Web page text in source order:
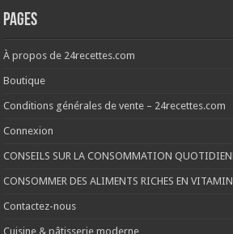
Pages
À propos de 24recettes.com
Boutique
Conditions générales de vente – 24recettes.com
Connexion
CONSEILS SUR LA CONSOMMATION
CONSOMMER DES ALIMENTS RICHES EN
Contactez-nous
Cuisine & pâtisserie moderne